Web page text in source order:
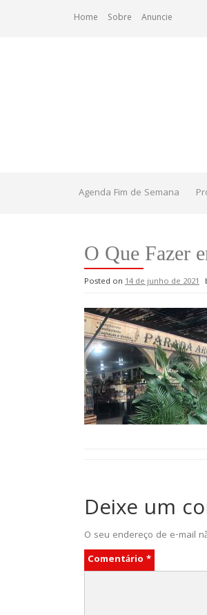
Home Sobre Anuncie
Agenda Fim de Semana
O Que Fazer
Posted on 14 de junho de 2021
Deixe um
O seu endereço de e-mail
Comentário *